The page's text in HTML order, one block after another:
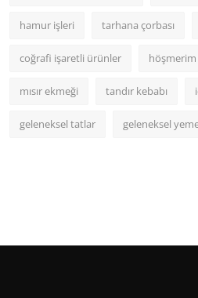
hamur işleri tarhana çorbası
coğrafi işaretli ürünler höşmerim
mısır ekmeği tandır kebabı
geleneksel tatlar geleneksel